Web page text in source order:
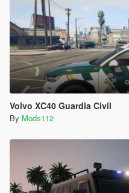
Volvo XC40 Guardia Civil
By Mods112